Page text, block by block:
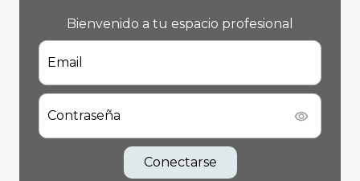
Bienvenido a tu espacio profesional
Email
Contraseña
Conectarse